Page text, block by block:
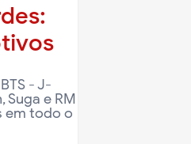
- J-
Suga e RM
em todo o